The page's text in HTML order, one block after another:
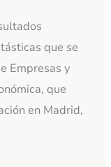
que se
Empresas y
que
en Madrid,